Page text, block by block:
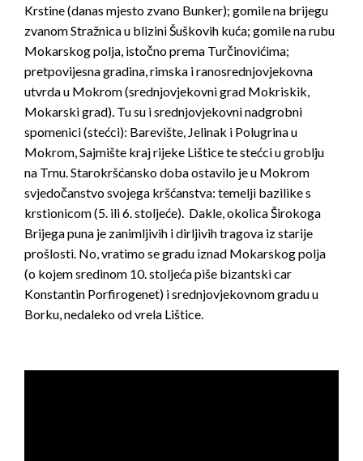
Krstine (danas mjesto zvano Bunker); gomile na brijegu
zvanom Stražnica u blizini Šuškovih kuća; gomile na rubu
Mokarskog polja, istočno prema Turčinovićima;
pretpovijesna gradina, rimska i ranosrednjovjekovna
utvrda u Mokrom (srednjovjekovni grad Mokriskik,
Mokarski grad). Tu su i srednjovjekovni nadgrobni
spomenici (stećci): Barevište, Jelinak i Polugrina u
Mokrom, Sajmište kraj rijeke Lištice te stećci u groblju
na Trnu. Starokršćansko doba ostavilo je u Mokrom
svjedočanstvo svojega kršćanstva: temelji bazilike s
krstionicom (5. ili 6. stoljeće). Dakle, okolica Širokoga
Brijega puna je zanimljivih i dirljivih tragova iz starije
prošlosti. No, vratimo se gradu iznad Mokarskog polja
(o kojem sredinom 10. stoljeća piše bizantski car
Konstantin Porfirogenet) i srednjovjekovnom gradu u
Borku, nedaleko od vrela Lištice.